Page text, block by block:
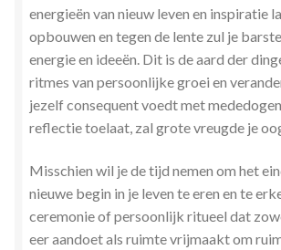
energieën van nieuw leven en inspiratie
opbouwen en tegen de lente zul je
energie en ideeën. Dit is de aard der
ritmes van persoonlijke groei en
jezelf consequent voedt met
reflectie toelaat, zal grote vreugde je
Misschien wil je de tijd nemen om het
nieuwe begin in je leven te eren en te
ceremonie of persoonlijk ritueel dat
eer aandoet als ruimte vrijmaakt om